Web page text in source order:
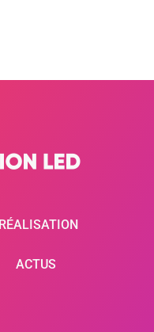
RÉALISATION
ACTUS